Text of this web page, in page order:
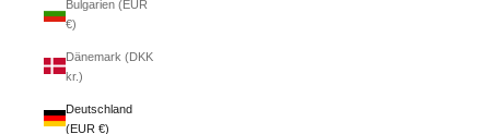
Bulgarien (EUR
€)
Dänemark (DKK
kr.)
Deutschland
(EUR €)